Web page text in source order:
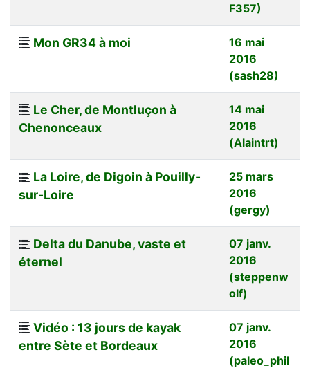
F357)
Mon GR34 à moi
16 mai
2016
(sash28)
Le Cher, de Montluçon à
Chenonceaux
14 mai
2016
(Alaintrt)
La Loire, de Digoin à Pouilly-
sur-Loire
25 mars
2016
(gergy)
Delta du Danube, vaste et
éternel
07 janv.
2016
(steppenw
olf)
Vidéo : 13 jours de kayak
entre Sète et Bordeaux
07 janv.
2016
(paleo_phil